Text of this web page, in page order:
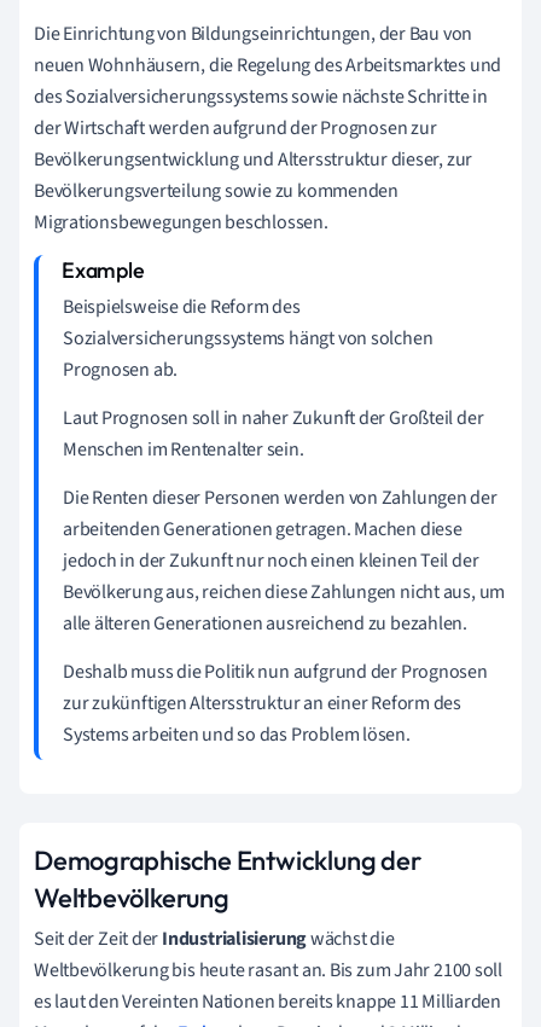
Die Einrichtung von Bildungseinrichtungen, der Bau von
neuen Wohnhäusern, die Regelung des Arbeitsmarktes und
des Sozialversicherungssystems sowie nächste Schritte in
der Wirtschaft werden aufgrund der Prognosen zur
Bevölkerungsentwicklung und Altersstruktur dieser, zur
Bevölkerungsverteilung sowie zu kommenden
Migrationsbewegungen beschlossen.
Beispielsweise die Reform des
Sozialversicherungssystems hängt von solchen
Prognosen ab.
Laut Prognosen soll in naher Zukunft der Großteil der
Menschen im Rentenalter sein.
Die Renten dieser Personen werden von Zahlungen der
arbeitenden Generationen getragen. Machen diese
jedoch in der Zukunft nur noch einen kleinen Teil der
Bevölkerung aus, reichen diese Zahlungen nicht aus, um
alle älteren Generationen ausreichend zu bezahlen.
Deshalb muss die Politik nun aufgrund der Prognosen
zur zukünftigen Altersstruktur an einer Reform des
Systems arbeiten und so das Problem lösen.
Demographische Entwicklung der
Weltbevölkerung
Seit der Zeit derIndustrialisierungwächst die
Weltbevölkerung bis heute rasant an. Bis zum Jahr 2100 soll
es laut den Vereinten Nationen bereits knappe 11 Milliarden